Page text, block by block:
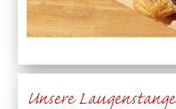
Unsere Laugenstange